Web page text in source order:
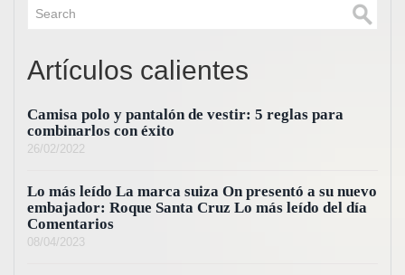
Artículos calientes
Camisa polo y pantalón de vestir: 5 reglas para
combinarlos con éxito
26/02/2022
Lo más leído La marca suiza On presentó a su nuevo
embajador: Roque Santa Cruz Lo más leído del día
Comentarios
08/04/2023